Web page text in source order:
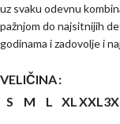
uz svaku odevnu
pažnjom do najsitnijih
godinama i zadovolje i
VELIČINA
S
M L XLXXL